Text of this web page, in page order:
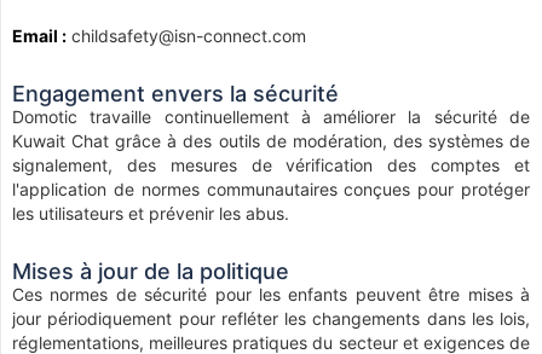
Email : childsafety@isn-connect.com
Engagement envers la sécurité
Domotic travaille continuellement à améliorer la sécurité de
Kuwait Chat grâce à des outils de modération, des systèmes de
signalement, des mesures de vérification des comptes et
l'application de normes communautaires conçues pour protéger
les utilisateurs et prévenir les abus.
Mises à jour de la politique
Ces normes de sécurité pour les enfants peuvent être mises à
jour périodiquement pour refléter les changements dans les lois,
réglementations, meilleures pratiques du secteur et exigences de